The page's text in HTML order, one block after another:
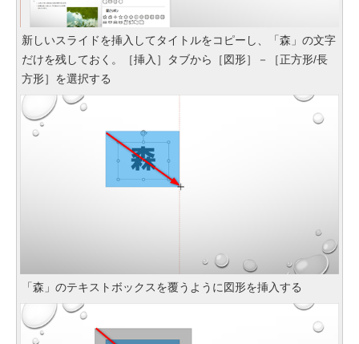
新しいスライドを挿入してタイトルをコピーし、「森」の文字
だけを残しておく。［挿入］タブから［図形］－［正方形/長
方形］を選択する
「森」のテキストボックスを覆うように図形を挿入する